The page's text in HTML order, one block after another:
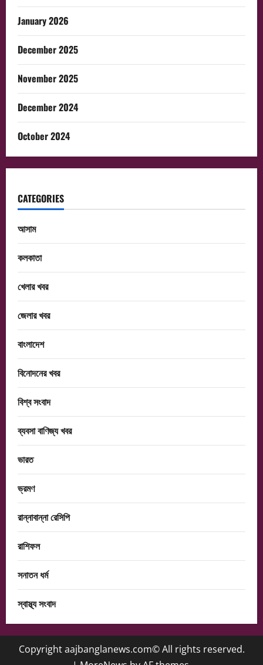
January 2026
December 2025
November 2025
December 2024
October 2024
CATEGORIES
আসাম
কলকাতা
খেলার খবর
জেলার খবর
বাংলাদেশ
বিনোদনের খবর
বিশ্ব সংবাদ
ব্যবসা বাণিজ্য খবর
ভারত
ভ্রমণ
রান্নাবান্না রেসিপি
রাশিফল
সনাতন ধর্ম
স্বাস্থ্য সংবাদ
Copyright aajbanglanews.com© All rights reserved.